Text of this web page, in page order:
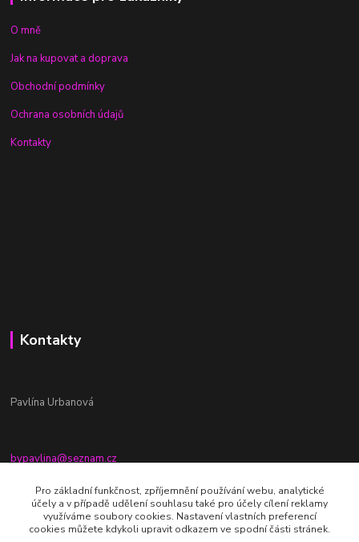
O mně
Jak na kupovat a doprava
Obchodní podmínky
Ochrana osobních údajů
Kontakty
Kontakty
Pavlína Urbanová
bypavlina@seznam.cz
+420774917196
Fb stránka - By pavlina
Pro základní funkčnost, zpříjemnění používání webu, analytické
účely a v případě udělení souhlasu také pro účely cílení reklamy
využíváme soubory cookies. Nastavení vlastních preferencí
cookies můžete kdykoli upravit odkazem ve spodní části stránek.